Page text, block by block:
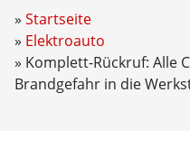
Startseite
Elektroauto
Komplett-Rückruf: Alle
Brandgefahr in die